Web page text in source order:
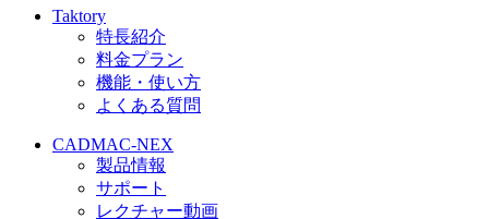
Taktory
特長紹介
料金プラン
機能・使い方
よくある質問
CADMAC-NEX
製品情報
サポート
レクチャー動画